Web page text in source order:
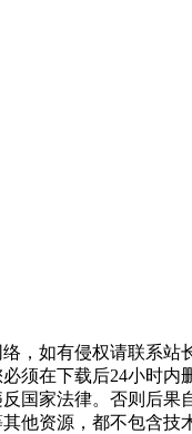
，如有侵权请联系站
须在下载后24小时内
国家法律。否则后果
他资源，都不包含技